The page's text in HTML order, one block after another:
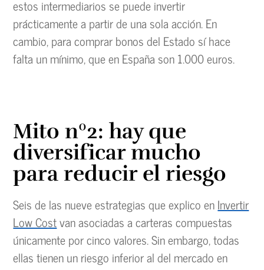
estos intermediarios se puede invertir
prácticamente a partir de una sola acción. En
cambio, para comprar bonos del Estado sí hace
falta un mínimo, que en España son 1.000 euros.
Mito nº2: hay que
diversificar mucho
para reducir el riesgo
Seis de las nueve estrategias que explico enInvertir
Low Costvan asociadas a carteras compuestas
únicamente por cinco valores. Sin embargo, todas
ellas tienen un riesgo inferior al del mercado en